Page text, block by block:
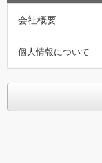
会社概要
個人情報について